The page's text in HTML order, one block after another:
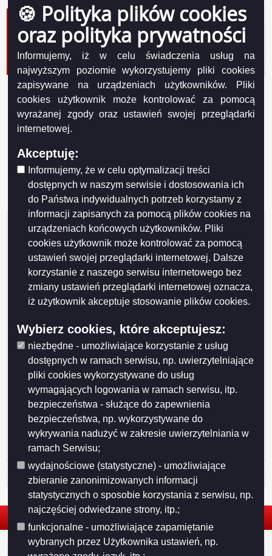
🍪 Polityka plików cookies
oraz polityka prywatności
Informujemy, iż w celu świadczenia usług na
najwyższym poziomie wykorzystujemy pliki cookies
zapisywane na urządzeniach użytkowników. Pliki
cookies użytkownik może kontrolować za pomocą
wyrażanej zgody oraz ustawień swojej przeglądarki
internetowej.
Akceptuję:
Informujemy, że w celu optymalizacji treści
dostępnych w naszym serwisie i dostosowania ich
do Państwa indywidualnych potrzeb korzystamy z
informacji zapisanych za pomocą plików cookies na
urządzeniach końcowych użytkowników. Pliki
cookies użytkownik może kontrolować za pomocą
ustawień swojej przeglądarki internetowej. Dalsze
korzystanie z naszego serwisu internetowego bez
zmiany ustawień przeglądarki internetowej oznacza,
iż użytkownik akceptuje stosowanie plików cookies.
Wybierz cookies, które akceptujesz:
niezbędne - umożliwiające korzystanie z usług
dostępnych w ramach serwisu, np. uwierzytelniające
pliki cookies wykorzystywane do usług
wymagających logowania w ramach serwisu, itp.
bezpieczeństwa - służące do zapewnienia
bezpieczeństwa, np. wykorzystywane do
wykrywania nadużyć w zakresie uwierzytelniania w
ramach Serwisu;
wydajnościowe (statystyczne) - umożliwiające
zbieranie zanonimizowanych informacji
statystycznych o sposobie korzystania z serwisu, np.
najczęściej odwiedzane strony, itp.;
funkcjonalne - umożliwiające zapamiętanie
wybranych przez Użytkownika ustawień, np.
Protokół Nr 37/06 z dnia 2006-02-13 - posiedzenia
Komisji Spraw Społecznych i Bezpieczeństwa Rady
Miejskiej w Suwałkach w dniu 13 lutego 2006 roku w
godz. od 16:30 do 18:20 w sali nr 146 Urzędu
Miejskiego w Suwałkach, ul. Mickiewicza 1
Data
wydania
2006-02-13
Numer
37/06
Tytuł
posiedzenia Komisji Spraw Społecznych i Bezpieczeństwa
godz. od 16:30 do 18:20 w sali nr 146 Urzędu Miejskiego w
Suwałkach, ul. Mickiewicza 1
37_kssib ( 106.56 KB )
Podgląd
załącznika
37_kssib
Udostępniający:Biuro Rady Miejskiej
Wytwarzający/odpowiadający:Radosław Jabłoński
Wprowadzający: Radosław Jabłoński
Data wprowadzenia:
2008-12-20
Data modyfikacji:2008-12-20
Opublikował:Radosław Jabłoński
Data publikacji:2008-12-20
Drukuj do PDF
Historia strony
© 2026. Urząd Miejski w Suwałkach. Wszystkie prawa zastrzeżone.